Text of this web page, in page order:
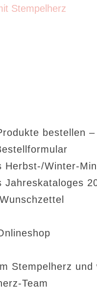
bestellen –
Herbst-/Winter-
Jahreskataloges
Stempelherz
Team